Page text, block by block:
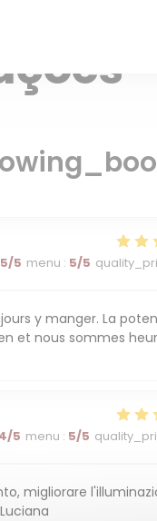
5/5 menu : 5/5
y manger. La
et nous sommes
4/5 menu : 5/5
migliorare